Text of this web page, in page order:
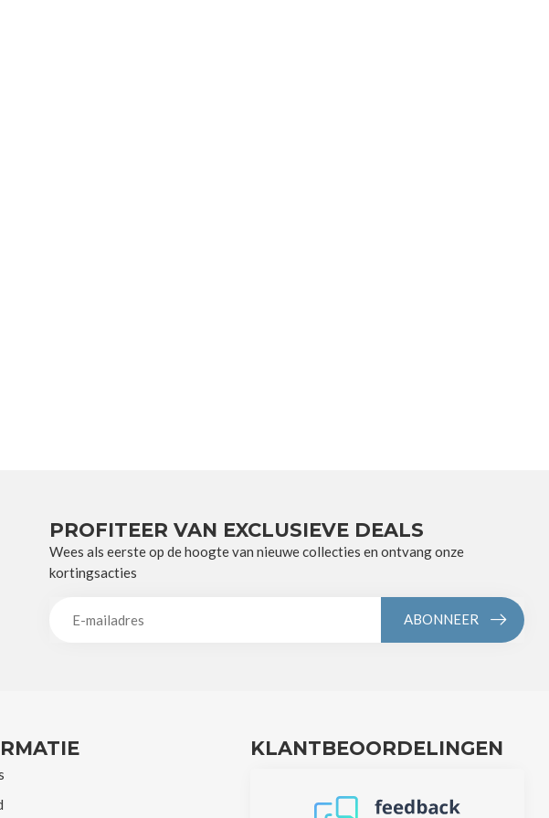
PROFITEER VAN EXCLUSIEVE DEALS
Wees als eerste op de hoogte van nieuwe collecties en ontvang onze
kortingsacties
ABONNEER
KLANTBEOORDELINGEN